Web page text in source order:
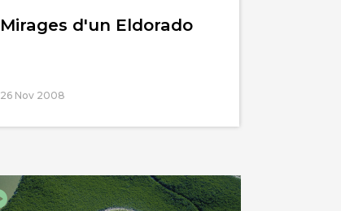
Mirages d'un Eldorado
26 Nov 2008